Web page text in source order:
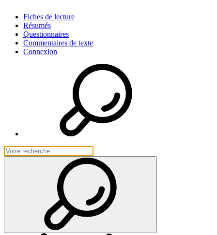
Fiches de lecture
Résumés
Questionnaires
Commentaires de texte
Connexion